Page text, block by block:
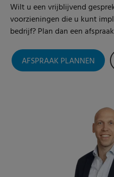
Wilt u een vrijblijvend
voorzieningen die u kunt
bedrijf? Plan dan een
AFSPRAAK PLANNEN